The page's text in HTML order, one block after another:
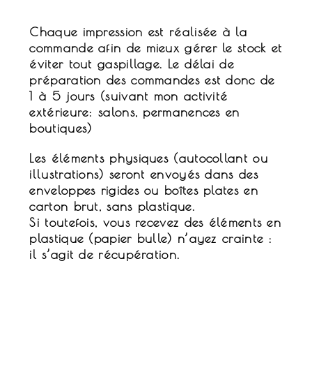
Chaque impression est réalisée à la
commande afin de mieux gérer le stock et
éviter tout gaspillage. Le délai de
préparation des commandes est donc de
1 à 5 jours (suivant mon activité
extérieure: salons, permanences en
boutiques)
Les éléments physiques (autocollant ou
illustrations) seront envoyés dans des
enveloppes rigides ou boîtes plates en
carton brut, sans plastique.
Si toutefois, vous recevez des éléments en
plastique (papier bulle) n’ayez crainte :
il s’agit de récupération.